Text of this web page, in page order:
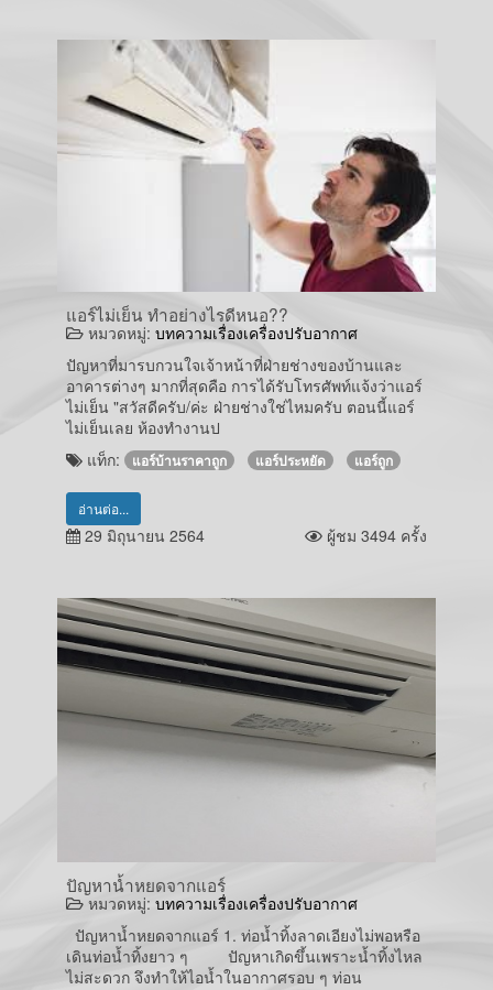
แอร์ไม่เย็น ทำอย่างไรดีหนอ??
หมวดหมู่: บทความเรื่องเครื่องปรับอากาศ
ปัญหาที่มารบกวนใจเจ้าหน้าที่ฝ่ายช่างของบ้านและ
อาคารต่างๆ มากที่สุดคือ การได้รับโทรศัพท์แจ้งว่าแอร์
ไม่เย็น "สวัสดีครับ/ค่ะ ฝ่ายช่างใช่ไหมครับ ตอนนี้แอร์
ไม่เย็นเลย ห้องทำงานป
แท็ก:
แอร์บ้านราคาถูก แอร์ประหยัด แอร์ถูก
อ่านต่อ...
29 มิถุนายน 2564 ผู้ชม 3494 ครั้ง
ปัญหาน้ำหยดจากแอร์
หมวดหมู่: บทความเรื่องเครื่องปรับอากาศ
ปัญหาน้ำหยดจากแอร์ 1. ท่อน้ำทิ้งลาดเอียงไม่พอหรือ
เดินท่อน้ำทิ้งยาว ๆ ปัญหาเกิดขึ้นเพราะน้ำทิ้งไหล
ไม่สะดวก จึงทำให้ไอน้ำในอากาศรอบ ๆ ท่อน